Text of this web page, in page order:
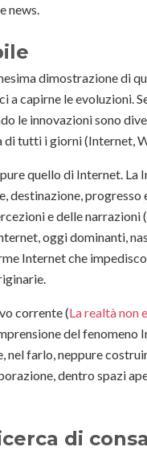
news.
dimostrazione di
a capirne le evoluzioni.
le innovazioni sono
tutti i giorni (Internet,
quello di Internet.
destinazione,
e delle narrazioni (
oggi dominanti,
Internet che
corrente (La realtà non
del fenomeno
farlo, neppure
dentro spazi
di